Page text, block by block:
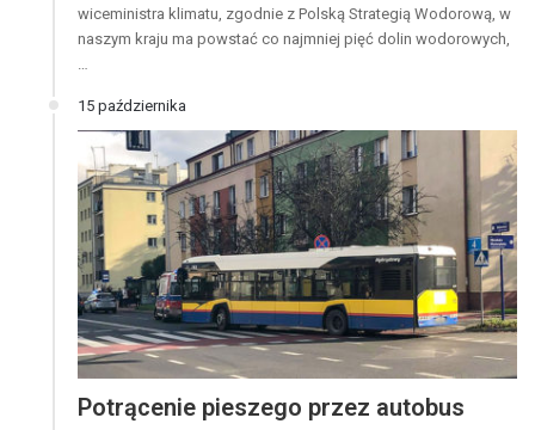
wiceministra klimatu, zgodnie z Polską Strategią Wodorową, w
naszym kraju ma powstać co najmniej pięć dolin wodorowych,
…
15 października
Potrącenie pieszego przez autobus